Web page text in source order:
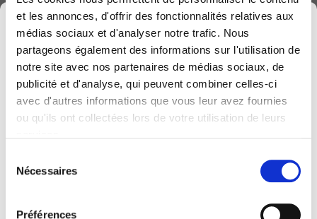
et les annonces, d'offrir des fonctionnalités relatives aux
médias sociaux et d'analyser notre trafic. Nous
partageons également des informations sur l'utilisation de
notre site avec nos partenaires de médias sociaux, de
publicité et d'analyse, qui peuvent combiner celles-ci
avec d'autres informations que vous leur avez fournies
ou qu'ils ont collectées lors de votre utilisation de leurs
Nécessaires
Préférences
Computerland devient KEYES, votre partenaire
belge de référence en solutions digitales, alliant
Cette évolution marque une nouvelle étape, avec
- Le package de votre licence Business Premium